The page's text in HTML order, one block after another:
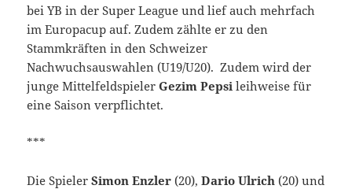
bei YB in der Super League und lief auch mehrfach
im Europacup auf. Zudem zählte er zu den
Stammkräften in den Schweizer
Nachwuchsauswahlen (U19/U20). Zudem wird der
junge MittelfeldspielerGezim Pepsi leihweise für
eine Saison verpflichtet.
***
Die SpielerSimon Enzler (20),Dario Ulrich (20) und